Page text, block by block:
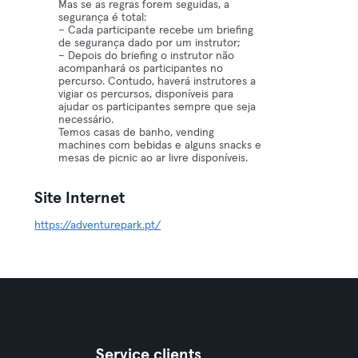
Mas se as regras forem seguidas, a
segurança é total:
– Cada participante recebe um briefing
de segurança dado por um instrutor;
– Depois do briefing o instrutor não
acompanhará os participantes no
percurso. Contudo, haverá instrutores a
vigiar os percursos, disponíveis para
ajudar os participantes sempre que seja
necessário.
Temos casas de banho, vending
machines com bebidas e alguns snacks e
mesas de picnic ao ar livre disponíveis.
Site Internet
https://adventurepark.pt/
Service clients